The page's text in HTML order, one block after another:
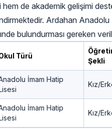
hem de akademik gelişimi
Ardahan
bulundurması gereken
Türü
Şekli
İmam Hatip
Kız/
İmam Hatip
Kız/